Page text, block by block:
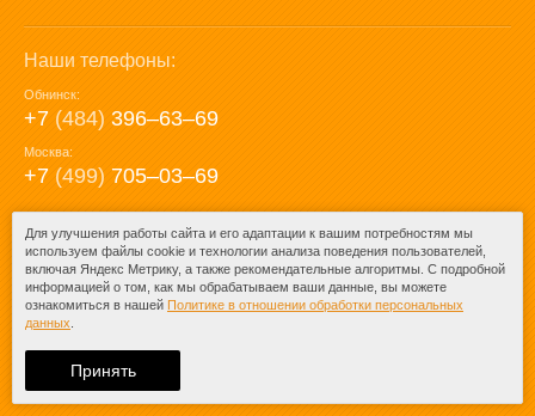
Наши телефоны:
Обнинск:
+7 (484) 396‒63‒69
Москва:
+7 (499) 705‒03‒69
E-mail:
mail@posuda40.ru
При любом копировании информации
ссылка на
Для улучшения работы сайта и его адаптации к вашим потребностям мы
используем файлы cookie и технологии анализа поведения пользователей,
включая Яндекс Метрику, а также рекомендательные алгоритмы. С подробной
информацией о том, как мы обрабатываем ваши данные, вы можете
ознакомиться в нашей Политике в отношении обработки персональных
данных
Принять